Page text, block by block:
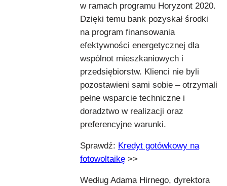
w ramach programu Horyzont 2020.
Dzięki temu bank pozyskał środki
na program finansowania
efektywności energetycznej dla
wspólnot mieszkaniowych i
przedsiębiorstw. Klienci nie byli
pozostawieni sami sobie – otrzymali
pełne wsparcie techniczne i
doradztwo w realizacji oraz
preferencyjne warunki.
Sprawdź: Kredyt gotówkowy na
fotowoltaikę >>
Według Adama Hirnego, dyrektora